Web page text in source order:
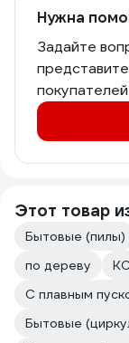
Нужна
Задайте
покупателей
Этот товар
Бытовые (пилы)
по дереву
С плавным
Бытовые